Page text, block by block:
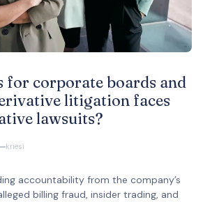
for corporate boards and
litigation faces
lawsuits?
kriesi
accountability from the company’s
billing fraud, insider trading, and